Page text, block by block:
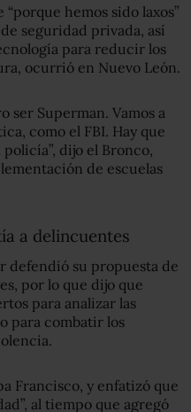
hemos sido laxos”
seguridad privada, así
para reducir los
ocurrió en Nuevo León.
ser Superman. Vamos a
como el FBI. Hay que
dijo el Bronco,
de escuelas
a delincuentes
defendió su propuesta de
por lo que dijo que
para analizar las
para combatir los
Francisco, y enfatizó que
al tiempo que agregó